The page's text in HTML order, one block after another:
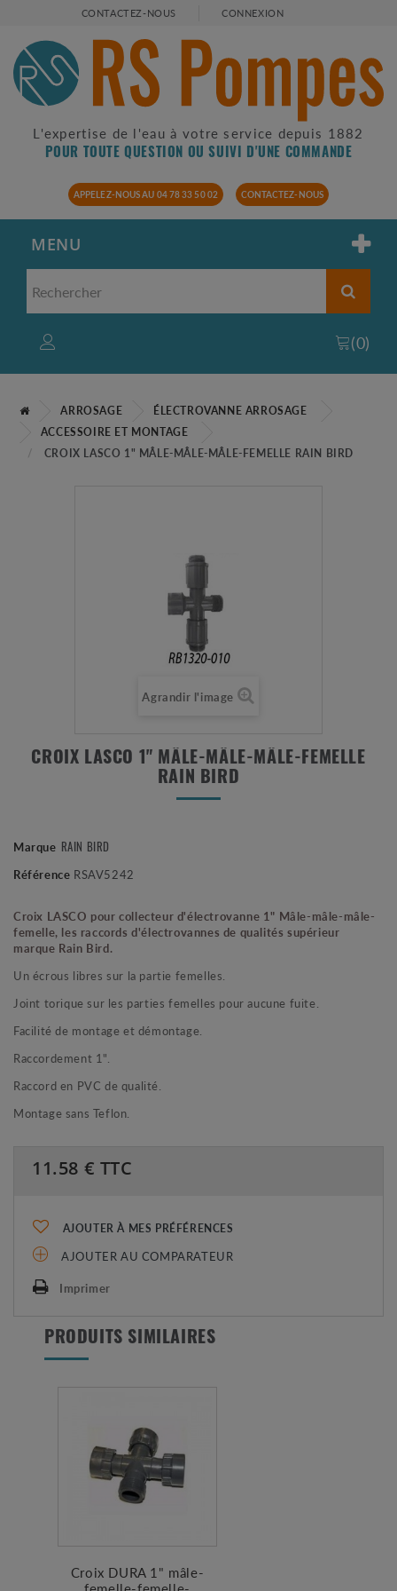
CONTACTEZ-NOUS CONNEXION
L'expertise de l'eau à votre service depuis 1882
POUR TOUTE QUESTION OU SUIVI D'UNE COMMANDE
APPELEZ-NOUS AU 04 78 33 50 02 CONTACTEZ-NOUS
MENU
(0)
ARROSAGE
ÉLECTROVANNE ARROSAGE
ACCESSOIRE ET MONTAGE
CROIX LASCO 1" MÂLE-MÂLE-MÂLE-FEMELLE RAIN BIRD
Agrandir l'image
CROIX LASCO 1" MÂLE-MÂLE-MÂLE-FEMELLE
RAIN BIRD
Marque RAIN BIRD
Référence RSAV5242
Croix LASCO pour collecteur d'électrovanne 1" Mâle-mâle-mâle-
femelle, les raccords d'électrovannes de qualités supérieur
marque Rain Bird.
Un écrous libres sur la partie femelles.
Joint torique sur les parties femelles pour aucune fuite.
Facilité de montage et démontage.
Raccordement 1".
Raccord en PVC de qualité.
Montage sans Teflon.
11.58 € TTC
AJOUTER À MES PRÉFÉRENCES
AJOUTER AU COMPARATEUR
Imprimer
PRODUITS SIMILAIRES
Croix DURA 1" mâle-